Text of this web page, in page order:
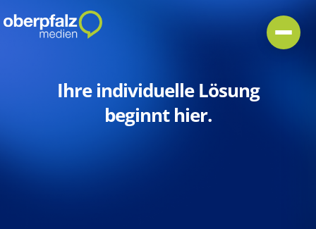
Ihre individuelle Lösung
beginnt hier.